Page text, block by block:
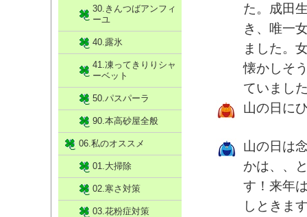
た。成田
き、唯一
ました。
懐かしそ
ていまし
山の日に
山の日は
かは、、
す！来年
しときま
30.きんつばアンフィ
ーユ
40.露氷
41.凍ってきりりシャ
ーベット
50.パスパーラ
90.本高砂屋全般
06.私のオススメ
01.大掃除
02.寒さ対策
03.花粉症対策